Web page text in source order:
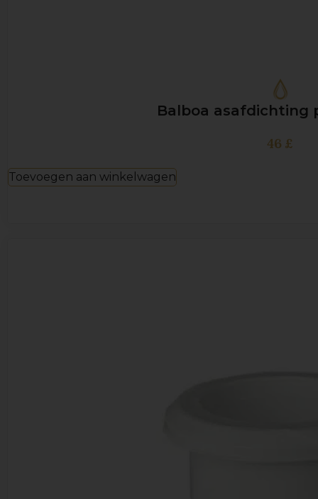
Balboa asafdichting
46 £
Toevoegen aan winkelwagen